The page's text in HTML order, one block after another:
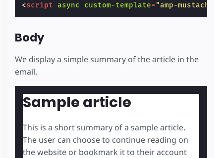
<script async custom-template="amp-mustache"
Body
We display a simple summary of the article in the
email.
Sample article
This is a short summary of a sample article.
The user can choose to continue reading on
the website or bookmark it to their account